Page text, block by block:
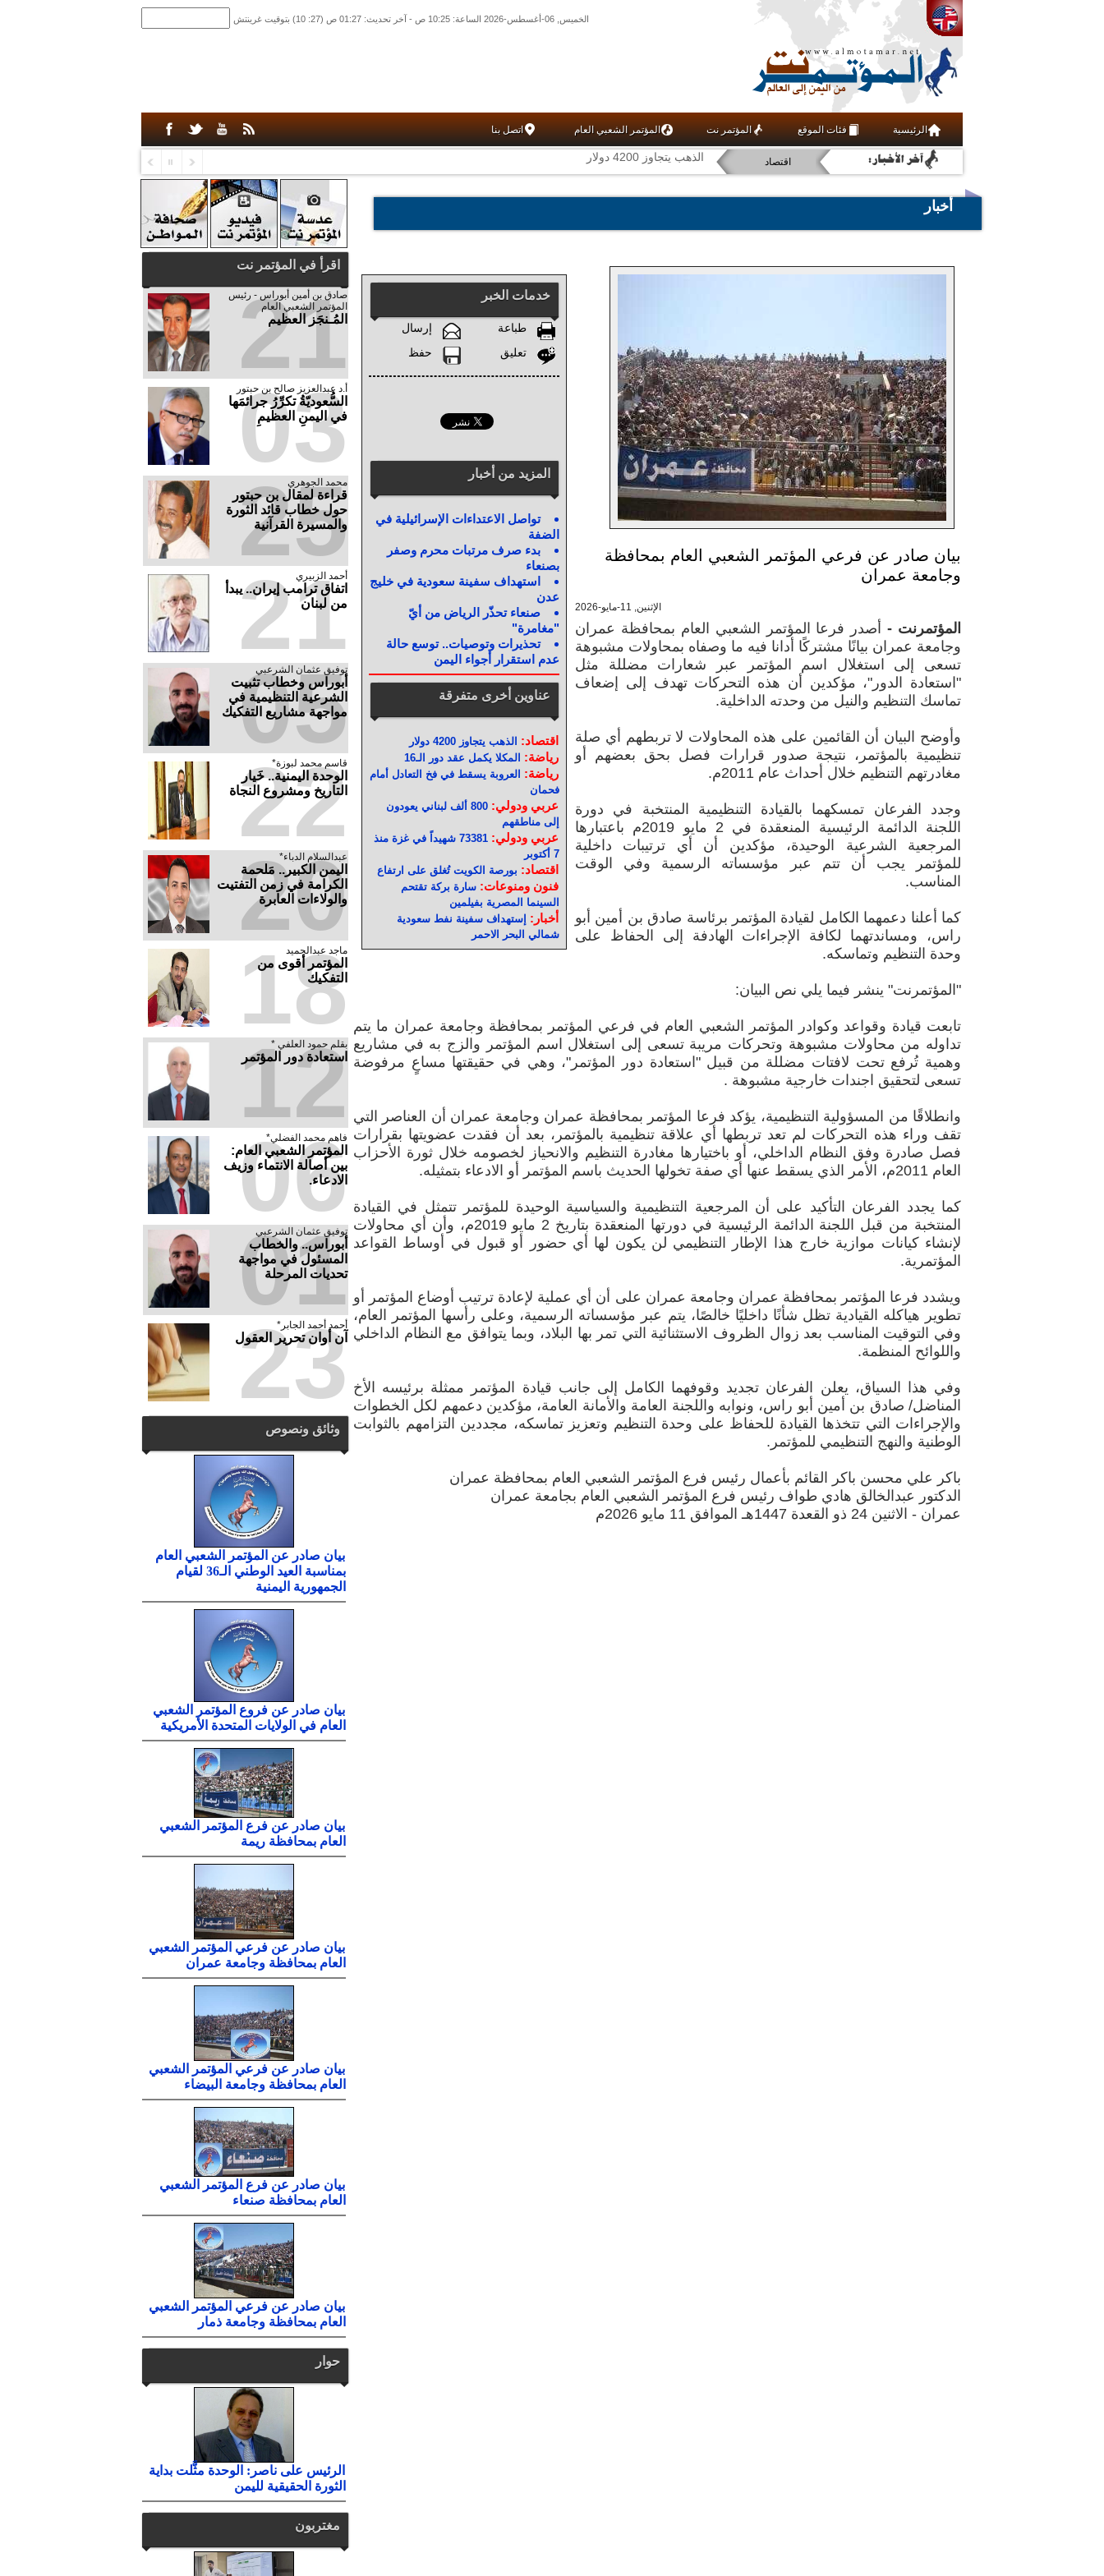
الخميس, 06-أغسطس-2026 الساعة: 10:25 ص - آخر تحديث: 01:27 ص (27: 10) بتوقيت غرينتش
الرئيسية فئات الموقع المؤتمر نت المؤتمر الشعبي العام اتصل بنا
أخبار
رياضة
عربي ودولي
اقتصاد الذهب يتجاوز 4200 دولار
أخبار
خدمات الخبر
طباعة
إرسال
تعليق
حفظ
المزيد من أخبار
تواصل الاعتداءات الإسرائيلية في
الضفة
بدء صرف مرتبات محرم وصفر
بصنعاء
استهداف سفينة سعودية في خليج
عدن
صنعاء تحذّر الرياض من أيّ
"مغامرة"
تحذيرات وتوصيات.. توسع حالة
عدم استقرار أجواء اليمن
عناوين أخرى متفرقة
اقتصاد: الذهب يتجاوز 4200 دولار
رياضة: المكلا يكمل عقد دور الـ16
رياضة: العروبة يسقط في فخ التعادل أمام
فحمان
عربي ودولي:
800 ألف لبناني يعودون
إلى مناطقهم
عربي ودولي:
73381 شهيداً في غزة منذ
7 أكتوبر
اقتصاد: بورصة الكويت تُغلق على ارتفاع
فنون ومنوعات:سارة بركة تقتحم
السينما المصرية بفيلمين
أخبار: إستهداف سفينة نفط سعودية
شمالي البحر الاحمر
بيان صادر عن فرعي المؤتمر الشعبي العام بمحافظة
وجامعة عمران
الإثنين, 11-مايو-2026
المؤتمرنت -
أصدر فرعا المؤتمر الشعبي العام بمحافظة عمران
وجامعة عمران بيانًا مشتركًا أدانا فيه ما وصفاه بمحاولات مشبوهة
تسعى إلى استغلال اسم المؤتمر عبر شعارات مضللة مثل
"استعادة الدور"، مؤكدين أن هذه التحركات تهدف إلى إضعاف
تماسك التنظيم والنيل من وحدته الداخلية.
وأوضح البيان أن القائمين على هذه المحاولات لا تربطهم أي صلة
تنظيمية بالمؤتمر، نتيجة صدور قرارات فصل بحق بعضهم أو
مغادرتهم التنظيم خلال أحداث عام 2011م.
وجدد الفرعان تمسكهما بالقيادة التنظيمية المنتخبة في دورة
اللجنة الدائمة الرئيسية المنعقدة في 2 مايو 2019م باعتبارها
المرجعية الشرعية الوحيدة، مؤكدين أن أي ترتيبات داخلية
للمؤتمر يجب أن تتم عبر مؤسساته الرسمية وفي الوقت
المناسب.
كما أعلنا دعمهما الكامل لقيادة المؤتمر برئاسة صادق بن أمين أبو
راس، ومساندتهما لكافة الإجراءات الهادفة إلى الحفاظ على
وحدة التنظيم وتماسكه.
"المؤتمرنت" ينشر فيما يلي نص البيان:
تابعت قيادة وقواعد وكوادر المؤتمر الشعبي العام في فرعي المؤتمر بمحافظة وجامعة عمران ما يتم
تداوله من محاولات مشبوهة وتحركات مريبة تسعى إلى استغلال اسم المؤتمر والزج به في مشاريع
وهمية تُرفع تحت لافتات مضللة من قبيل "استعادة دور المؤتمر"، وهي في حقيقتها مساعٍ مرفوضة
تسعى لتحقيق اجندات خارجية مشبوهة .
وانطلاقًا من المسؤولية التنظيمية، يؤكد فرعا المؤتمر بمحافظة عمران وجامعة عمران أن العناصر التي
تقف وراء هذه التحركات لم تعد تربطها أي علاقة تنظيمية بالمؤتمر، بعد أن فقدت عضويتها بقرارات
فصل صادرة وفق النظام الداخلي، أو باختيارها مغادرة التنظيم والانحياز لخصومه خلال ثورة الأحزاب
العام 2011م، الأمر الذي يسقط عنها أي صفة تخولها الحديث باسم المؤتمر أو الادعاء بتمثيله.
كما يجدد الفرعان التأكيد على أن المرجعية التنظيمية والسياسية الوحيدة للمؤتمر تتمثل في القيادة
المنتخبة من قبل اللجنة الدائمة الرئيسية في دورتها المنعقدة بتاريخ 2 مايو 2019م، وأن أي محاولات
لإنشاء كيانات موازية خارج هذا الإطار التنظيمي لن يكون لها أي حضور أو قبول في أوساط القواعد
المؤتمرية.
ويشدد فرعا المؤتمر بمحافظة عمران وجامعة عمران على أن أي عملية لإعادة ترتيب أوضاع المؤتمر أو
تطوير هياكله القيادية تظل شأنًا داخليًا خالصًا، يتم عبر مؤسساته الرسمية، وعلى رأسها المؤتمر العام،
وفي التوقيت المناسب بعد زوال الظروف الاستثنائية التي تمر بها البلاد، وبما يتوافق مع النظام الداخلي
واللوائح المنظمة.
وفي هذا السياق، يعلن الفرعان تجديد وقوفهما الكامل إلى جانب قيادة المؤتمر ممثلة برئيسه الأخ
المناضل/ صادق بن أمين أبو راس، ونوابه واللجنة العامة والأمانة العامة، مؤكدين دعمهم لكل الخطوات
والإجراءات التي تتخذها القيادة للحفاظ على وحدة التنظيم وتعزيز تماسكه، مجددين التزامهم بالثوابت
الوطنية والنهج التنظيمي للمؤتمر.
باكر علي محسن باكر القائم بأعمال رئيس فرع المؤتمر الشعبي العام بمحافظة عمران
الدكتور عبدالخالق هادي طواف رئيس فرع المؤتمر الشعبي العام بجامعة عمران
عمران - الاثنين 24 ذو القعدة 1447هـ الموافق 11 مايو 2026م
اقرأ في المؤتمر نت
صادق‮ ‬بن‮ ‬أمين‮ ‬أبوراس - رئيس‮
‬المؤتمر‮ ‬الشعبي‮ ‬العام
المُـنجَز العظيم
21
أ.د عبدالعزيز صالح بن حبتور
السُّعوديّةُ تكرِّرُ جرائمَها
في اليمنِ العظيمِ
03
محمد الجوهري
قراءة لمقال بن حبتور
حول خطاب قائد الثورة
والمسيرة القرآنية
25
أحمد الزبيري
اتفاق ترامب إيران.. يبدأ
من لبنان
21
توفيق عثمان الشرعبي
أبوراس وخطاب تثبيت
الشرعية التنظيمية في
مواجهة مشاريع التفكيك
05
قاسم محمد لبوزة*
الوحدة اليمنية.. خَيار
التاريخ ومشروع النجاة
22
عبدالسلام الدباء*
​اليمن الكبير.. مَلحمة
الكرامة في زمن التفتيت
والولاءات العابرة
20
ماجد عبدالحميد
المؤتمر أقوى من
التفكيك
18
بقلم حمود العلفي *
استعادة دور المؤتمر
12
فاهم محمد الفضلي*
المؤتمر الشعبي العام:
بين أصالة الانتماء وزيف
الادعاء.
06
توفيق عثمان الشرعبي
أبوراس.. والخطاب
المسئول في مواجهة
تحديات المرحلة
01
أحمد أحمد الجابر*
آن أوان تحرير العقول
23
وثائق ونصوص
بيان صادر عن المؤتمر الشعبي العام
بمناسبة العيد الوطني الـ36 لقيام
الجمهورية اليمنية
بيان صادر عن فروع المؤتمر الشعبي
العام في الولايات المتحدة الأمريكية
بيان صادر عن فرع المؤتمر الشعبي
العام بمحافظة ريمة
بيان صادر عن فرعي المؤتمر الشعبي
العام بمحافظة وجامعة عمران
بيان صادر عن فرعي المؤتمر الشعبي
العام بمحافظة وجامعة البيضاء
بيان صادر عن فرع المؤتمر الشعبي
العام بمحافظة صنعاء
بيان صادر عن فرعي المؤتمر الشعبي
العام بمحافظة وجامعة ذمار
حوار
الرئيس على ناصر: الوحدة مثَّلت بداية
الثورة الحقيقية لليمن
مغتربون